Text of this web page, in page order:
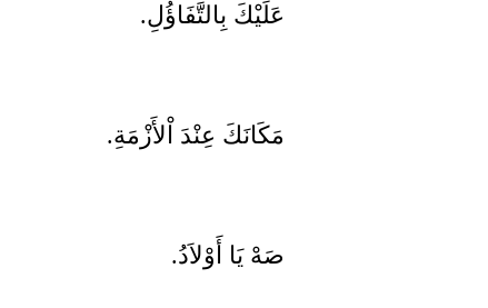
عَلَيْكَ بِالتَّفَاؤُلِ.
مَكَانَكَ عِنْدَ اْلأَزْمَةِ.
صَهْ يَا أَوْلاَدُ.